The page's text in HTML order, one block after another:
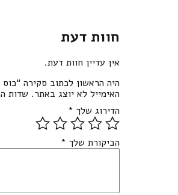
חוות דעת
אין עדיין חוות דעת.
היה הראשון לכתוב סקירה
האימייל לא יוצג באתר. שדות
הדירוג שלך *
הביקורת שלך *